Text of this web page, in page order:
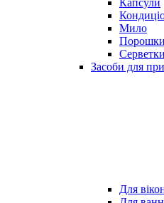
Мило
Порошки
Серветки
Засоби для
Для